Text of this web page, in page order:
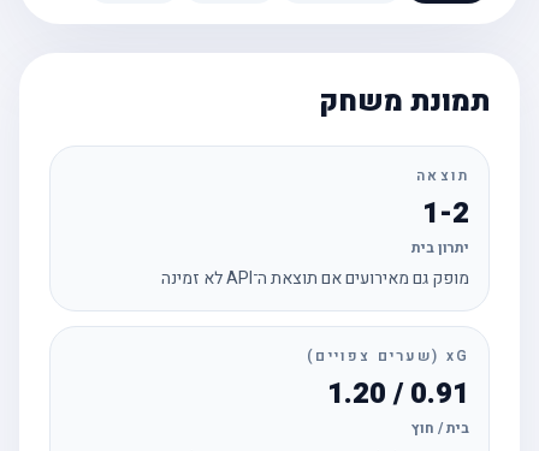
תמונת משחק
תוצאה
1-2
יתרון בית
מופק גם מאירועים אם תוצאת ה־API לא זמינה
xG (שערים צפויים)
0.91 / 1.20
בית / חוץ